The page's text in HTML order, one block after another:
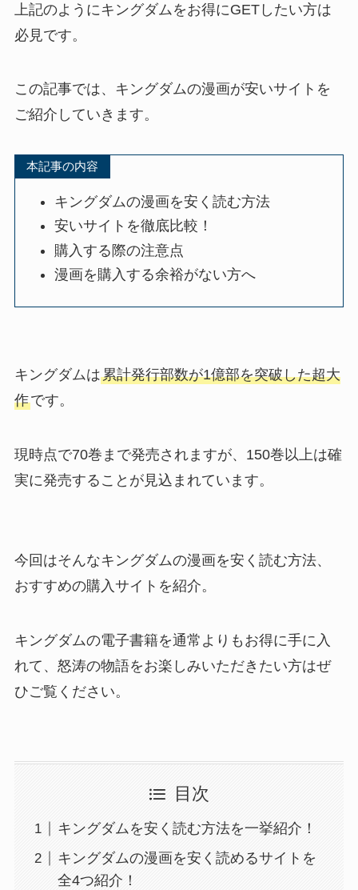
上記のようにキングダムをお得にGETしたい方は
必見です。
この記事では、キングダムの漫画が安いサイトを
ご紹介していきます。
本記事の内容
キングダムの漫画を安く読む方法
安いサイトを徹底比較！
購入する際の注意点
漫画を購入する余裕がない方へ
キングダムは累計発行部数が1億部を突破した超大
作です。
現時点で70巻まで発売されますが、150巻以上は確
実に発売することが見込まれています。
今回はそんなキングダムの漫画を安く読む方法、
おすすめの購入サイトを紹介。
キングダムの電子書籍を通常よりもお得に手に入
れて、怒涛の物語をお楽しみいただきたい方はぜ
ひご覧ください。
目次
キングダムを安く読む方法を一挙紹介！
キングダムの漫画を安く読めるサイトを
全4つ紹介！